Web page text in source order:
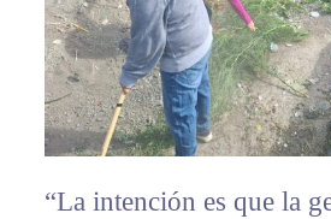
“La intención es que la